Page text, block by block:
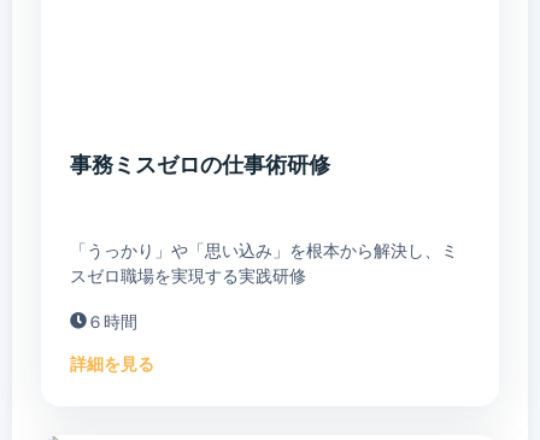
事務ミスゼロの仕事術研修
「うっかり」や「思い込み」を根本から解決し、ミ
スゼロ職場を実現する実践研修
６時間
詳細を見る